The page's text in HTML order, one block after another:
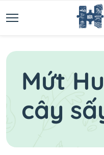
Mứt
cây